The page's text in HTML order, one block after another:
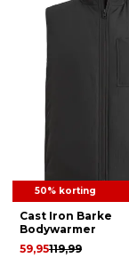
50% korting
Cast Iron Barke
Bodywarmer
119,99
59,95